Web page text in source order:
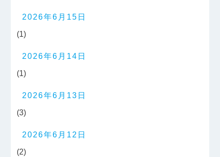
2026年6月15日
(1)
2026年6月14日
(1)
2026年6月13日
(3)
2026年6月12日
(2)